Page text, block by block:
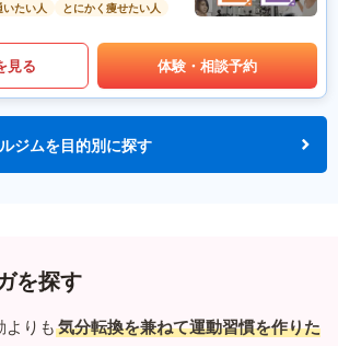
たい人
とにかく痩せたい人
見る 体験・相談予約
ジムを目的別に探す
を探す
よりも 気分転換を兼ねて運動習慣を作りた